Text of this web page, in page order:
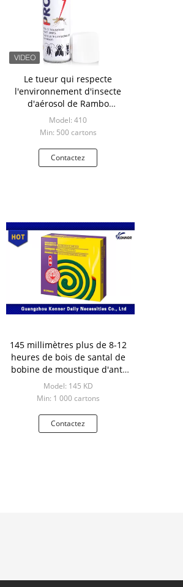
Le tueur qui respecte
l'environnement d'insecte
d'aérosol de Rambo
pulvérisent 300ML
Model: 410
Min: 500 cartons
Contactez
145 millimètres plus de 8-12
heures de bois de santal de
bobine de moustique d'anti
produits de moustique
Model: 145 KD
Min: 1 000 cartons
Contactez